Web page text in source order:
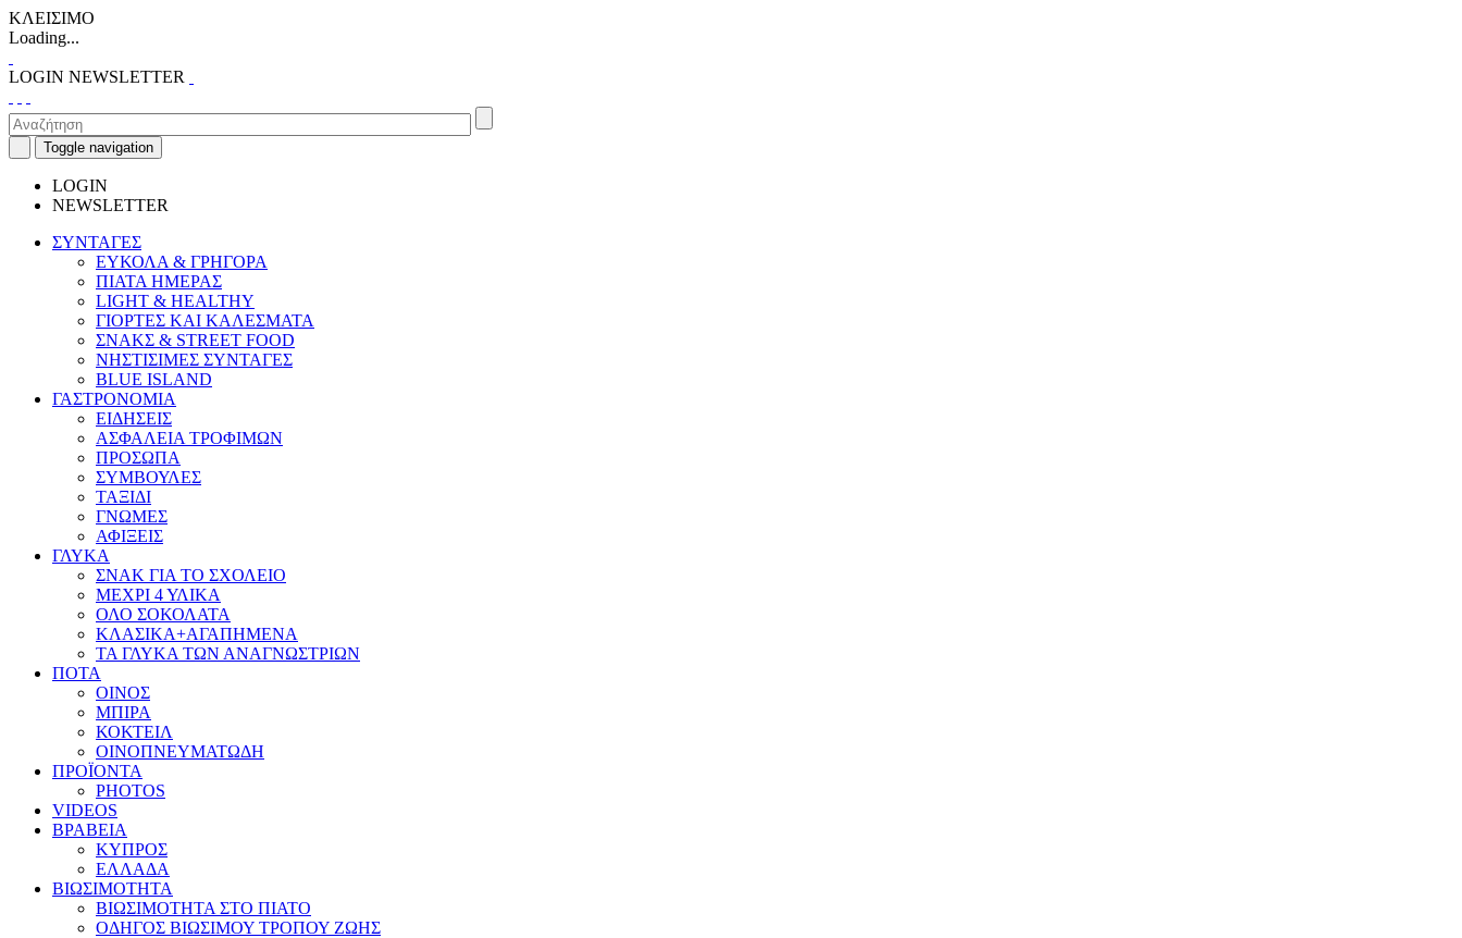
ΚΛΕΙΣΙΜΟ
Loading...
LOGIN NEWSLETTER
Toggle navigation
LOGIN
NEWSLETTER
ΣΥΝΤΑΓΕΣ
ΕΥΚΟΛΑ & ΓΡΗΓΟΡΑ
ΠΙΑΤΑ ΗΜΕΡΑΣ
LIGHT & HEALTHY
ΓΙΟΡΤΕΣ ΚΑΙ ΚΑΛΕΣΜΑΤΑ
ΣΝΑΚΣ & STREET FOOD
ΝΗΣΤΙΣΙΜΕΣ ΣΥΝΤΑΓΕΣ
BLUE ISLAND
ΓΑΣΤΡΟΝΟΜΙΑ
ΕΙΔΗΣΕΙΣ
ΑΣΦΑΛΕΙΑ ΤΡΟΦΙΜΩΝ
ΠΡΟΣΩΠΑ
ΣΥΜΒΟΥΛΕΣ
ΤΑΞΙΔΙ
ΓΝΩΜΕΣ
ΑΦΙΞΕΙΣ
ΓΛΥΚΑ
ΣΝΑΚ ΓΙΑ ΤΟ ΣΧΟΛΕΙΟ
ΜΕΧΡΙ 4 ΥΛΙΚΑ
ΟΛΟ ΣΟΚΟΛΑΤΑ
ΚΛΑΣΙΚΑ+ΑΓΑΠΗΜΕΝΑ
ΤΑ ΓΛΥΚΑ ΤΩΝ ΑΝΑΓΝΩΣΤΡΙΩΝ
ΠΟΤΑ
ΟΙΝΟΣ
ΜΠΙΡΑ
ΚΟΚΤΕΙΛ
ΟΙΝΟΠΝΕΥΜΑΤΩΔΗ
ΠΡΟΪΟΝΤΑ
PHOTOS
VIDEOS
ΒΡΑΒΕΙΑ
ΚΥΠΡΟΣ
ΕΛΛΑΔΑ
ΒΙΩΣΙΜΟΤΗΤΑ
ΒΙΩΣΙΜΟΤΗΤΑ ΣΤΟ ΠΙΑΤΟ
ΟΔΗΓΟΣ ΒΙΩΣΙΜΟΥ ΤΡΟΠΟΥ ΖΩΗΣ